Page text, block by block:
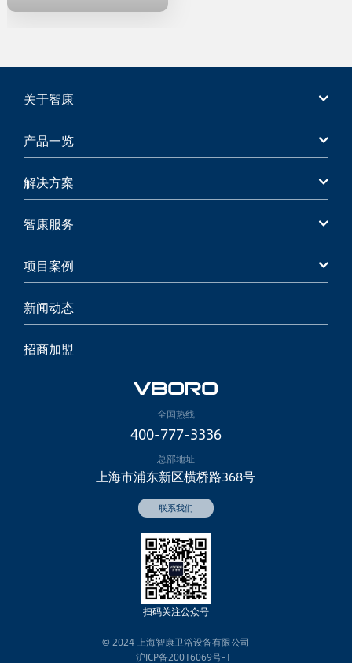
关于智康
产品一览
解决方案
智康服务
项目案例
新闻动态
招商加盟
全国热线
400-777-3336
总部地址
上海市浦东新区横桥路368号
扫码关注公众号
© 2024 上海智康卫浴设备有限公司
沪ICP备20016069号-1